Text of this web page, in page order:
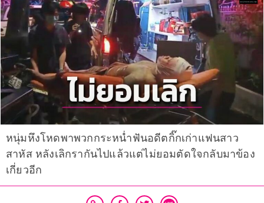
หนุ่มหึงโหดพาพวกกระหน่ำฟันอดีตกิ๊กเก่าแฟนสาว
สาหัส หลังเลิกรากันไปแล้วแต่ไม่ยอมตัดใจกลับมาข้อง
เกี่ยวอีก